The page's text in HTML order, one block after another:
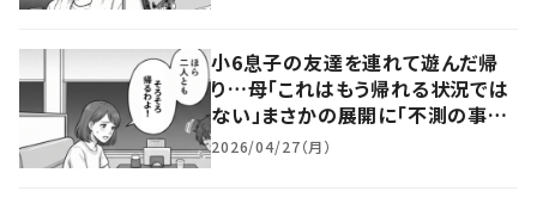
小6息子の友達を連れて遊んだ帰
り…母「これはもう帰れる状況では
ない」まさかの展開に「不測の事
態」「無理かも」
2026/04/27（月）